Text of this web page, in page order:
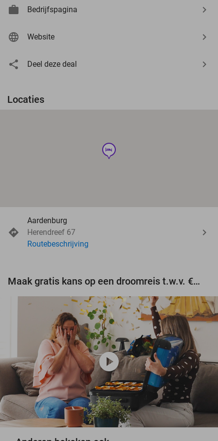
Bedrijfspagina
Website
Deel deze deal
Locaties
hotel
Aardenburg
Herendreef 67
Routebeschrijving
Maak gratis kans op een droomreis t.w.v. €3.000!
play_circle